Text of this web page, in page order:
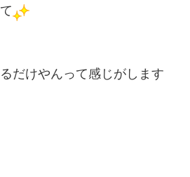
だけやんって感じがします